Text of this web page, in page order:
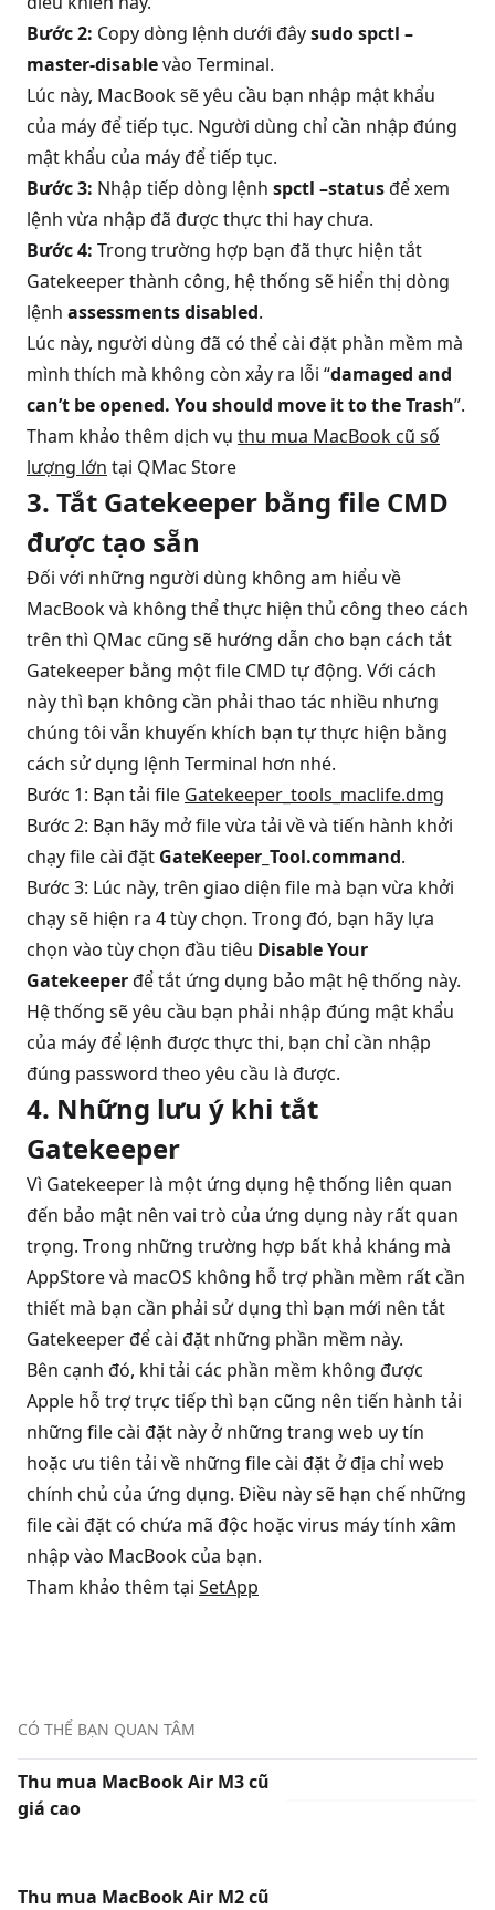
Bước 2: Copy dòng lệnh dưới đâysudo spctl –
master-disablevào Terminal.
Lúc này, MacBook sẽ yêu cầu bạn nhập mật khẩu
của máy để tiếp tục. Người dùng chỉ cần nhập đúng
mật khẩu của máy để tiếp tục.
Bước 3: Nhập tiếp dòng lệnh spctl –statusđể xem
lệnh vừa nhập đã được thực thi hay chưa.
Bước 4: Trong trường hợp bạn đã thực hiện tắt
Gatekeeper thành công, hệ thống sẽ hiển thị dòng
lệnh assessments disabled.
Lúc này, người dùng đã có thể cài đặt phần mềm mà
mình thích mà không còn xảy ra lỗi “damaged and
can’t be opened. You should move it to the Trash”.
Tham khảo thêm dịch vụ thu mua MacBook cũ số
lượng lớn tại QMac Store
3. Tắt Gatekeeper bằng file CMD
được tạo sẵn
Đối với những người dùng không am hiểu về
MacBook và không thể thực hiện thủ công theo cách
trên thì QMac cũng sẽ hướng dẫn cho bạn cách tắt
Gatekeeper bằng một file CMD tự động. Với cách
này thì bạn không cần phải thao tác nhiều nhưng
chúng tôi vẫn khuyến khích bạn tự thực hiện bằng
cách sử dụng lệnh Terminal hơn nhé.
Bước 1: Bạn tải file Gatekeeper_tools_maclife.dmg
Bước 2: Bạn hãy mở file vừa tải về và tiến hành khởi
chạy file cài đặt GateKeeper_Tool.command.
Bước 3: Lúc này, trên giao diện file mà bạn vừa khởi
chạy sẽ hiện ra 4 tùy chọn. Trong đó, bạn hãy lựa
chọn vào tùy chọn đầu tiêu Disable Your
Gatekeeperđể tắt ứng dụng bảo mật hệ thống này.
Hệ thống sẽ yêu cầu bạn phải nhập đúng mật khẩu
của máy để lệnh được thực thi, bạn chỉ cần nhập
đúng password theo yêu cầu là được.
4. Những lưu ý khi tắt
Gatekeeper
Vì Gatekeeper là một ứng dụng hệ thống liên quan
đến bảo mật nên vai trò của ứng dụng này rất quan
trọng. Trong những trường hợp bất khả kháng mà
AppStore và macOS không hỗ trợ phần mềm rất cần
thiết mà bạn cần phải sử dụng thì bạn mới nên tắt
Gatekeeper để cài đặt những phần mềm này.
Bên cạnh đó, khi tải các phần mềm không được
Apple hỗ trợ trực tiếp thì bạn cũng nên tiến hành tải
những file cài đặt này ở những trang web uy tín
hoặc ưu tiên tải về những file cài đặt ở địa chỉ web
chính chủ của ứng dụng. Điều này sẽ hạn chế những
file cài đặt có chứa mã độc hoặc virus máy tính xâm
nhập vào MacBook của bạn.
Tham khảo thêm tại SetApp
CÓ THỂ BẠN QUAN TÂM
Thu mua MacBook Air M3 cũ
giá cao
Thu mua MacBook Air M2 cũ